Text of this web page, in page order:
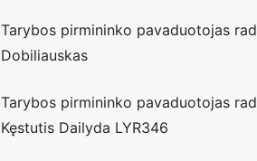
Tarybos pirmininko pavaduotojas
Dobiliauskas
Tarybos pirmininko pavaduotojas
Kęstutis Dailyda LYR346